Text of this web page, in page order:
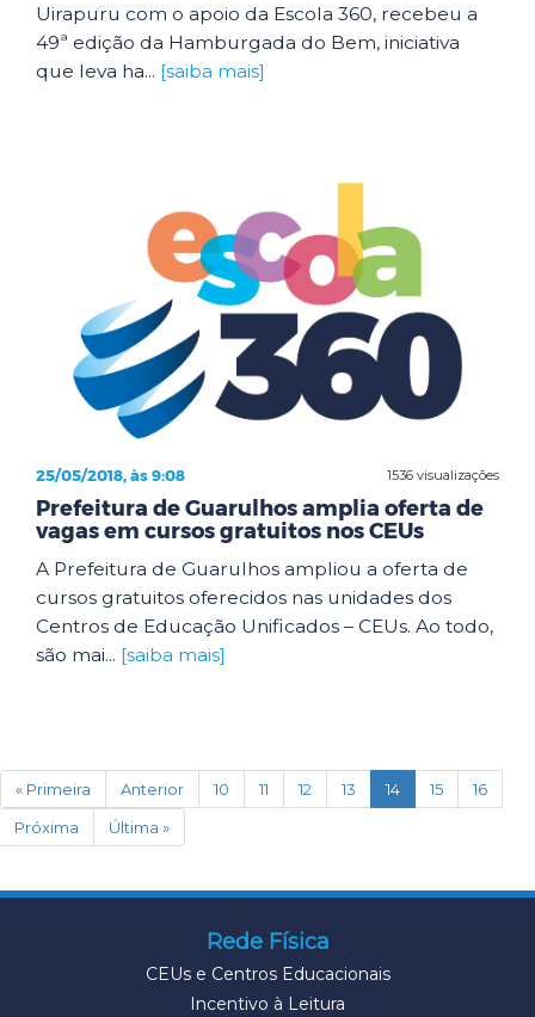
Uirapuru com o apoio da Escola 360, recebeu a
49ª edição da Hamburgada do Bem, iniciativa
que leva ha... [saiba mais]
1536 visualizações
25/05/2018, às 9:08
Prefeitura de Guarulhos amplia oferta de
vagas em cursos gratuitos nos CEUs
A Prefeitura de Guarulhos ampliou a oferta de
cursos gratuitos oferecidos nas unidades dos
Centros de Educação Unificados – CEUs. Ao todo,
são mai... [saiba mais]
« Primeira Anterior 10 11 12 13 14(current)
15
16
Próxima
Última »
Rede Física
CEUs e Centros Educacionais
Incentivo à Leitura